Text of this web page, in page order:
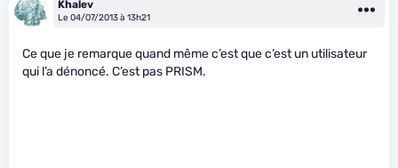
Khalev
Le 04/07/2013 à 13h21
Ce que je remarque quand même c’est que c’est un utilisateur
qui l’a dénoncé. C’est pas PRISM.